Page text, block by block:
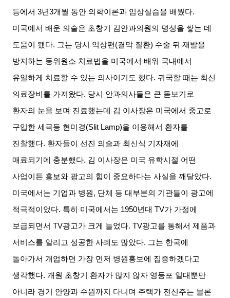
등에서 3년3개월 동안 의학이론과 임상실습을 배웠다.
미국에서 배운 의술은 초창기 김안과의원의 명성을 쌓는 데
도움이 됐다. 그는 당시 익상편 (결막 질환) 수술 뒤 재발을
방지하는 동위원소 치료법을 미국에서 배워 국내에서
유일하게 치료할 수 있는 의사이기도 했다. 귀국할 때는 최신
의료장비를 가져왔다. 당시 안과의사들은 큰 돋보기로
환자의 눈을 보며 진료했는데 김 이사장은 미국에서 중고로
구입한 세극등 현미경(Slit Lamp)을 이용해서 환자를
진찰했다. 환자들이 선진 의술과 최신식 기자재에
매료되기에 충분했다. 김 이사장은 미국 유학시절 어떤
사업이든 홍보와 광고의 힘이 중요하다는 사실을 깨달았다.
미국에서는 기업과 병원 , 단체 등 대부분의 기관들이 광고에
적극적이었다. 특히 미국에서는 1950년대 TV가 가정에
보급되면서 TV광고가 크게 늘었다. TV광고를 통해서 제품과
서비스를 알리고 성공한 사례도 많았다. 그는 한국에
돌아가서 개업하면 가장 먼저 병원홍보에 집중하겠다고
생각했다. 개원 초창기 환자가 많지 않자 영등포 일대뿐만
아니라 경기 안양과 수원까지 다니며 주택가 전신주는 물론